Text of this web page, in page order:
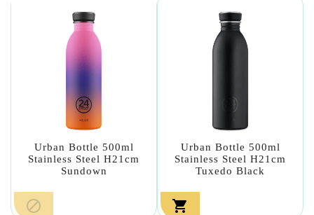
Urban Bottle 500ml
Stainless Steel H21cm
Sundown

Urban Bottle 500ml
Stainless Steel H21cm
Tuxedo Black
